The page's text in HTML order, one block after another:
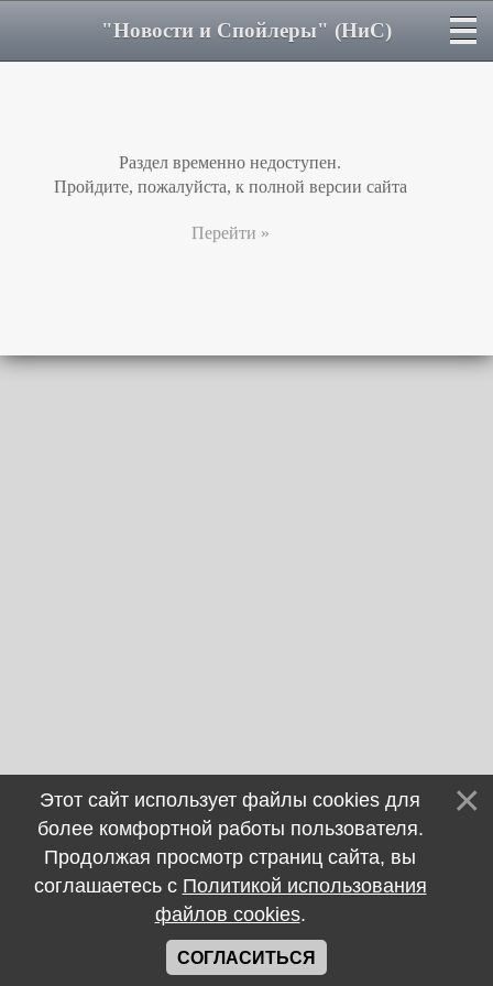
"Новости и Спойлеры" (НиС)
Раздел временно недоступен.
Пройдите, пожалуйста, к полной версии сайта
Перейти »
Этот сайт использует файлы cookies для
более комфортной работы пользователя.
Продолжая просмотр страниц сайта, вы
соглашаетесь с Политикой использования
файлов cookies.
СОГЛАСИТЬСЯ